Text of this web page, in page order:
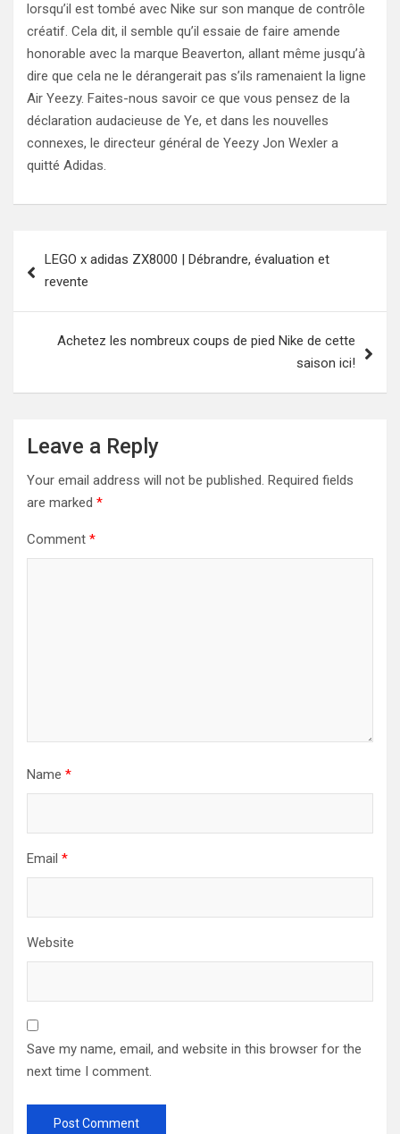
lorsqu’il est tombé avec Nike sur son manque de contrôle
créatif. Cela dit, il semble qu’il essaie de faire amende
honorable avec la marque Beaverton, allant même jusqu’à
dire que cela ne le dérangerait pas s’ils ramenaient la ligne
Air Yeezy. Faites-nous savoir ce que vous pensez de la
déclaration audacieuse de Ye, et dans les nouvelles
connexes, le directeur général de Yeezy Jon Wexler a
quitté Adidas.
navigation
LEGO x adidas ZX8000 | Débrandre, évaluation et
revente
Achetez les nombreux coups de pied Nike de cette
saison ici!
Leave a Reply
Your email address will not be published. Required fields
are marked *
Comment *
Name *
Email *
Website
Save my name, email, and website in this browser for the
next time I comment.